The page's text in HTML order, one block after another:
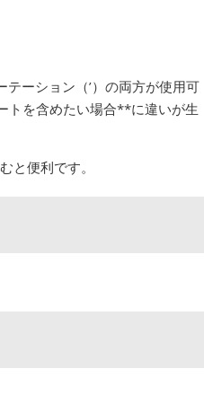
ーション（’）の両方が使用可
トを含めたい場合**に違いが生
と便利です。